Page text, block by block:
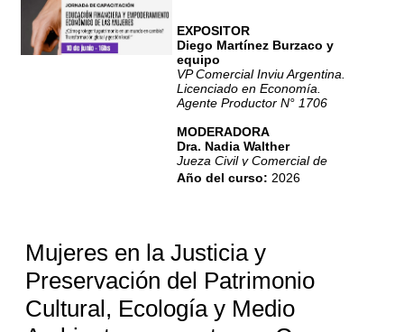
EXPOSITOR
Diego Martínez Burzaco y
equipo
VP Comercial Inviu Argentina.
Licenciado en Economía.
Agente Productor N° 1706
MODERADORA
Dra. Nadia Walther
Jueza Civil y Comercial de
Córdoba
Año del curso: 2026
Mujeres en la Justicia y
Preservación del Patrimonio
Cultural, Ecología y Medio